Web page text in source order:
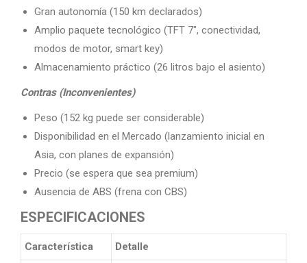
Gran autonomía (150 km declarados)
Amplio paquete tecnológico (TFT 7″, conectividad,
modos de motor, smart key)
Almacenamiento práctico (26 litros bajo el asiento)
Contras (Inconvenientes)
Peso (152 kg puede ser considerable)
Disponibilidad en el Mercado (lanzamiento inicial en
Asia, con planes de expansión)
Precio (se espera que sea premium)
Ausencia de ABS (frena con CBS)
ESPECIFICACIONES
Característica Detalle